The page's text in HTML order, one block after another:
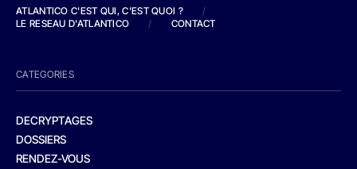
ATLANTICO C'EST QUI, C'EST QUOI ?
/
LE RESEAU D'ATLANTICO
/ CONTACT
CATEGORIES
DECRYPTAGES
DOSSIERS
RENDEZ-VOUS